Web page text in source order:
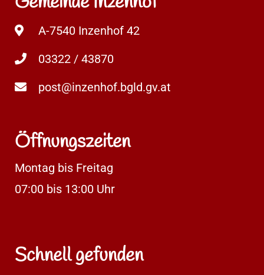
A-7540 Inzenhof 42
03322 / 43870
post@inzenhof.bgld.gv.at
Öffnungszeiten
Montag bis Freitag
07:00 bis 13:00 Uhr
Schnell gefunden